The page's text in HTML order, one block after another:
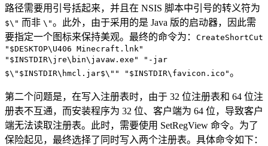
路径需要用引号括起来，并且在 NSIS 脚本中引号的转义符为
$\" 而非 \"。此外，由于采用的是 Java 版的启动器，因此需
要指定一个图标来保持美观。最终的命令为： CreateShortCut
"$DESKTOP\U406 Minecraft.lnk"
"$INSTDIR\jre\bin\javaw.exe" "-jar
$\"$INSTDIR\hmcl.jar$\"" "$INSTDIR\favicon.ico"。
第二个问题是，在写入注册表时，由于 32 位注册表和 64 位注
册表不互通，而安装程序为 32 位、客户端为 64 位，导致客户
端无法读取注册表。此时，需要使用 SetRegView 命令。为了
保险起见，最终选择了同时写入两个注册表。具体命令如下：